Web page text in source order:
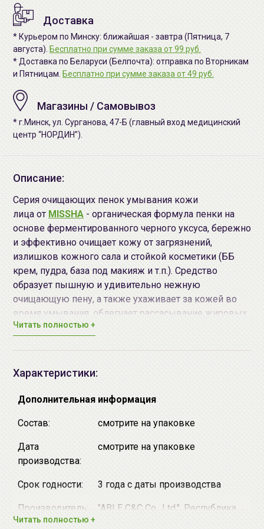
Доставка
* Курьером по Минску: ближайшая - завтра (Пятница, 7
августа). Бесплатно при сумме заказа от 99 руб.
* Доставка по Беларуси (Белпочта): отправка по Вторникам
и Пятницам. Бесплатно при сумме заказа от 49 руб.
Магазины / Самовывоз
* г.Минск, ул. Сурганова, 47-Б (главный вход медицинский
центр “НОРДИН”).
Описание:
Серия очищающих пенок умывания кожи
лица от MISSHA - органическая формула пенки на
основе ферментированного черного уксуса, бережно
и эффективно очищает кожу от загрязнений,
излишков кожного сала и стойкой косметики (ББ
крем, пудра, база под макияж и т.п.). Средство
образует пышную и удивительно нежную
очищающую пену, а также ухаживает за кожей во
время умывания, облегчает рассасывание жировых
пробок, дезинфицирует кожу, а кислая среда убивает
увлажняющее и омолаживающее действие, питает и
способствует восстановлению липидного барьера,
успокаивает воспаленную кожу, ускоряет
заживление кожных повреждений и стимулирует
процесс обновления клеток, защищает от вредного
воздействия окружающей среды, способствует
лица.
Читать полностью +
Характеристики:
Дополнительная информация
Состав: смотрите на упаковке
Дата
производства:
смотрите на упаковке
Срок годности: 3 года с даты производства
Производитель:
"ABLE C&C Co., Ltd.", Республика
Читать полностью +